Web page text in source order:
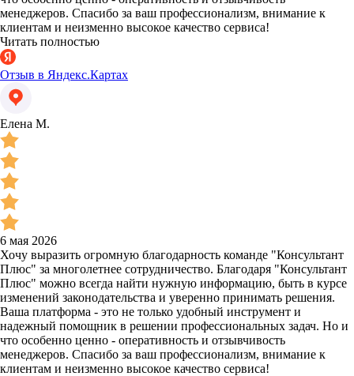
менеджеров. Спасибо за ваш профессионализм, внимание к
клиентам и неизменно высокое качество сервиса!
Читать полностью
Отзыв в Яндекс.Картах
Елена М.
6 мая 2026
Хочу выразить огромную благодарность команде "Консультант
Плюс" за многолетнее сотрудничество. Благодаря "Консультант
Плюс" можно всегда найти нужную информацию, быть в курсе
изменений законодательства и уверенно принимать решения.
Ваша платформа - это не только удобный инструмент и
надежный помощник в решении профессиональных задач. Но и
что особенно ценно - оперативность и отзывчивость
менеджеров. Спасибо за ваш профессионализм, внимание к
клиентам и неизменно высокое качество сервиса!